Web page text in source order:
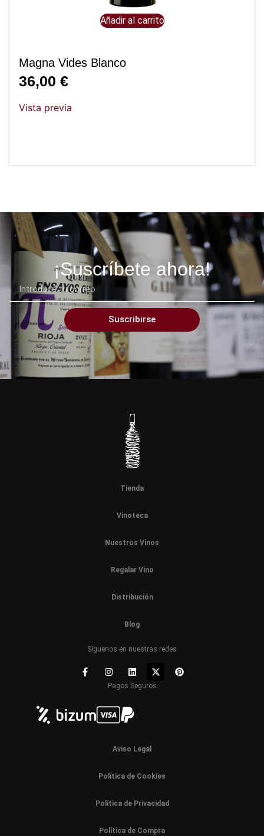
Añadir al carrito
Magna Vides Blanco
36,00 €
Vista previa
¡Suscríbete ahora!
Suscribirse
Tienda
Vinoteca
Nuestros Vinos
Regalar Vino
Distribución
Blog
Síguenos en nuestras redes
Pagos Seguros
Aviso Legal
Política de Cookies
Política de Privacidad
Política de Compra